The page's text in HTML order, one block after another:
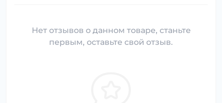
Нет отзывов о данном товаре, станьте
первым, оставьте свой отзыв.